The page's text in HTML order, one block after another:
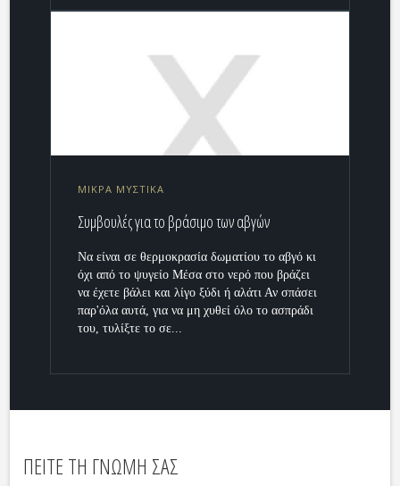
ΜΙΚΡΑ ΜΥΣΤΙΚΑ
Συμβουλές για το βράσιμο των αβγών
Να είναι σε θερμοκρασία δωματίου το αβγό κι
όχι από το ψυγείο Μέσα στο νερό που βράζει
να έχετε βάλει και λίγο ξύδι ή αλάτι Αν σπάσει
παρ'όλα αυτά, για να μη χυθεί όλο το ασπράδι
του, τυλίξτε το σε...
ΠΕΙΤΕ ΤΗ ΓΝΩΜΗ ΣΑΣ